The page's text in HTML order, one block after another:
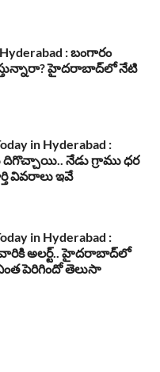
: బంగారం
హైదరాబాద్‌లో నేటి
in Hyderabad :
దిగొచ్చాయి.. నేడు గ్రాము ధర
వివరాలు ఇవే
in Hyderabad :
అలర్ట్.. హైదరాబాద్‌లో
పెరిగిందో తెలుసా